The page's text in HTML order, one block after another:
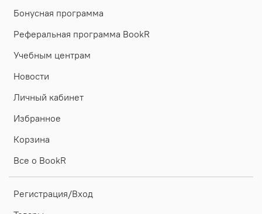
Бонусная программа
Реферальная программа BookR
Учебным центрам
Новости
Личный кабинет
Избранное
Корзина
Все о BookR
Регистрация/Вход